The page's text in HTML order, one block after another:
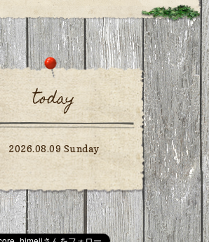
today
2026.08.09 Sunday